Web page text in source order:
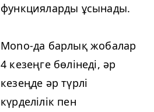
функцияларды ұсынады.
Mono-да барлық жобалар
4 кезеңге бөлінеді, әр
кезеңде әр түрлі
күрделілік пен